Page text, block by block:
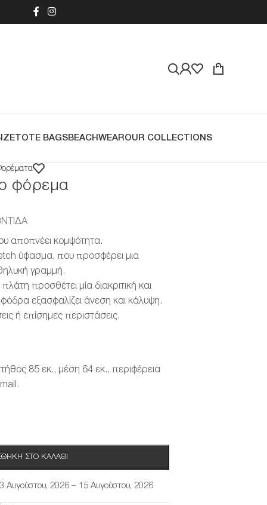
TOTE BAGSBEACHWEAROUR COLLECTIONS
φόρεμα
αποπνέει κομψότητα.
ύφασμα, που προσφέρει μια
γραμμή.
προσθέτει μία διακριτική και
εξασφαλίζει άνεση και κάλυψη.
ή επίσημες περιστάσεις.
85 εκ., μέση 64 εκ., περιφέρεια
ΣΤΟ ΚΑΛΆΘΙ
Αυγούστου, 2026 – 15 Αυγούστου, 2026